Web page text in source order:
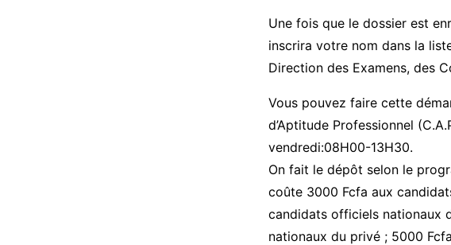
Une fois que le dossier est
inscrira votre nom dans la
Direction des Examens, des
Vous pouvez faire cette
d’Aptitude Professionnel
vendredi:08H00-13H30.
On fait le dépôt selon le
coûte 3000 Fcfa aux
candidats officiels nationaux
nationaux du privé ; 5000